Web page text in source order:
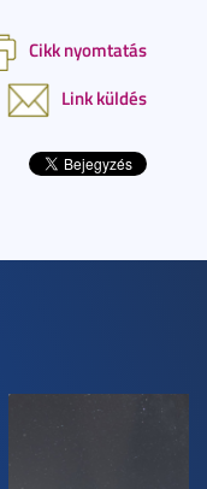
Cikk nyomtatás
Link küldés